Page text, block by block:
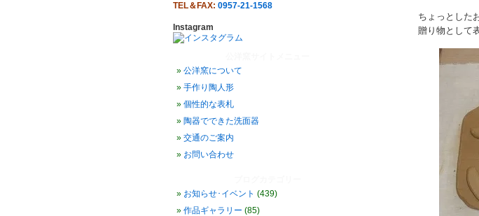
TEL＆FAX: 0957-21-1568
Instagram
公洋窯について
手作り陶人形
個性的な表札
陶器でできた洗面器
交通のご案内
お問い合わせ
お知らせ･イベント (439)
作品ギャラリー (85)
ちょっとした
贈り物として